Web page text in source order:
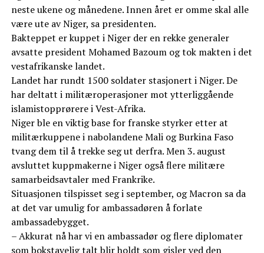
neste ukene og månedene. Innen året er omme skal alle
være ute av Niger, sa presidenten.
Bakteppet er kuppet i Niger der en rekke generaler
avsatte president Mohamed Bazoum og tok makten i det
vestafrikanske landet.
Landet har rundt 1500 soldater stasjonert i Niger. De
har deltatt i militæroperasjoner mot ytterliggående
islamistopprørere i Vest-Afrika.
Niger ble en viktig base for franske styrker etter at
militærkuppene i nabolandene Mali og Burkina Faso
tvang dem til å trekke seg ut derfra. Men 3. august
avsluttet kuppmakerne i Niger også flere militære
samarbeidsavtaler med Frankrike.
Situasjonen tilspisset seg i september, og Macron sa da
at det var umulig for ambassadøren å forlate
ambassadebygget.
– Akkurat nå har vi en ambassadør og flere diplomater
som bokstavelig talt blir holdt som gisler ved den